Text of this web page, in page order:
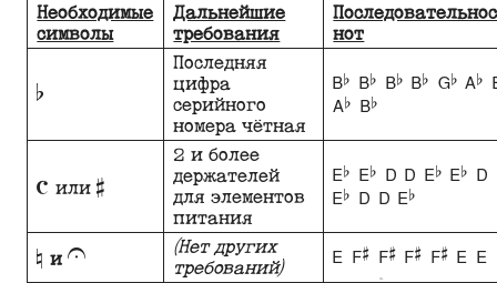
Необходимые
символы
Дальнейшие
требования
нот
b
Последняя
цифра
серийного
номера чётная
Bb Bb Bb Bb Gb Ab
Ab Bb
c или#
2 и более
держателей
для элементов
питания
Eb Eb D D Eb Eb D
Eb D D Eb
n и U
(Нет других
требований)
E F# F# F# F# E E